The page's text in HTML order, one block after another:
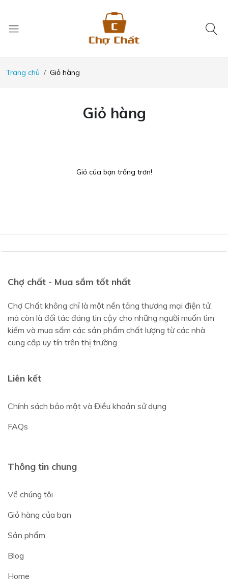
Trang chủ Giỏ hàng
Giỏ hàng
Giỏ của bạn trống trơn!
Chợ chất - Mua sắm tốt nhất
Chợ Chất không chỉ là một nền tảng thương mại điện tử,
mà còn là đối tác đáng tin cậy cho những người muốn tìm
kiếm và mua sắm các sản phẩm chất lượng từ các nhà
cung cấp uy tín trên thị trường
Liên kết
Chính sách bảo mật và Điều khoản sử dụng
FAQs
Thông tin chung
Về chúng tôi
Giỏ hàng của bạn
Sản phẩm
Blog
Home